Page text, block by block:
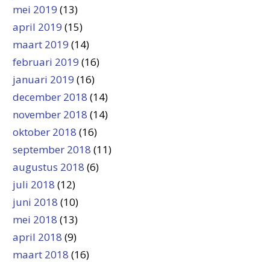
mei 2019 (13)
april 2019 (15)
maart 2019 (14)
februari 2019 (16)
januari 2019 (16)
december 2018 (14)
november 2018 (14)
oktober 2018 (16)
september 2018 (11)
augustus 2018 (6)
juli 2018 (12)
juni 2018 (10)
mei 2018 (13)
april 2018 (9)
maart 2018 (16)